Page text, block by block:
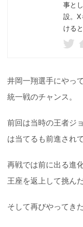
事と
設。X
ける
井岡一翔選手にやっ
統一戦のチャンス。
前回は当時の王者ジ
は当てるも前進され
再戦では前に出る進
王座を返上して挑ん
そして再びやってき